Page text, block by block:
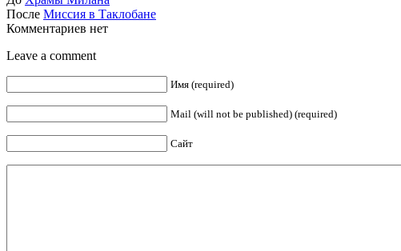
После Миссия в Таклобане
Комментариев нет
Leave a comment
Имя (required)
Mail (will not be published) (required)
Сайт